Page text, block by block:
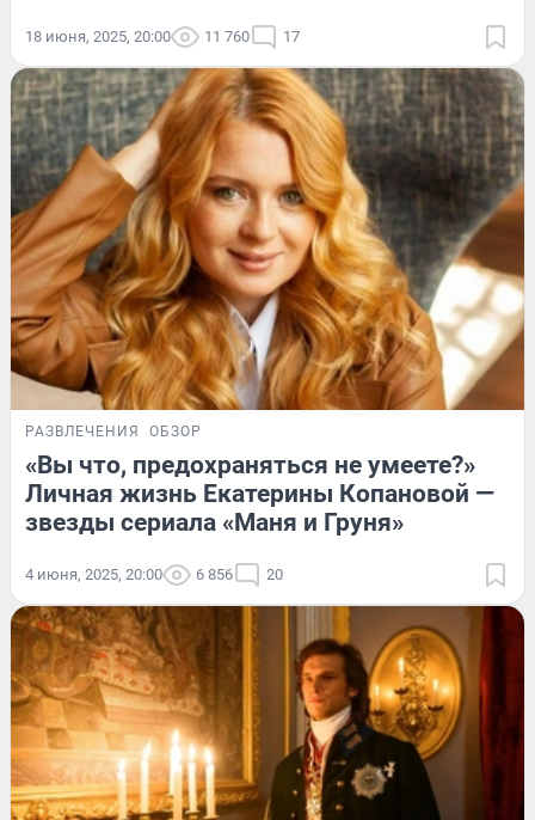
18 июня, 2025, 20:00 11 760 17
РАЗВЛЕЧЕНИЯ ОБЗОР
«Вы что, предохраняться не умеете?»
Личная жизнь Екатерины Копановой —
звезды сериала «Маня и Груня»
4 июня, 2025, 20:00 6 856 20